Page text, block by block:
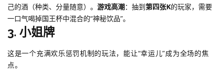
己的酒（种类、分量随意）。 游戏高潮：抽到第四张K的玩家，需要
一口气喝掉国王杯中混合的“神秘饮品”。
3. 小姐牌
这是一个充满欢乐惩罚机制的玩法，能让“幸运儿”成为全场的焦
点。